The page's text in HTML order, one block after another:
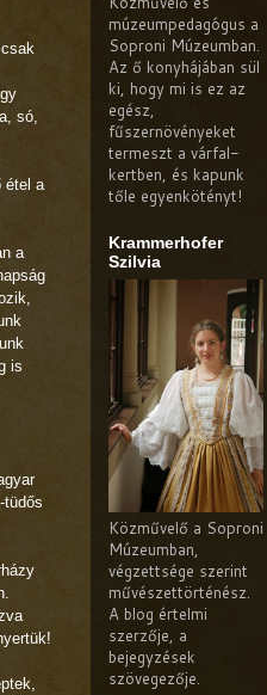
só,
étel a
a
is
tüdős
múzeumpedagógus a
Soproni Múzeumban.
Az ő konyhájában sül
ki, hogy mi is ez az
egész,
fűszernövényeket
termeszt a várfal-
kertben, és kapunk
tőle egyenkötényt!
Krammerhofer
Szilvia
Közművelő a Soproni
Múzeumban,
végzettsége szerint
művészettörténész.
A blog értelmi
szerzője, a
bejegyzések
szövegezője.